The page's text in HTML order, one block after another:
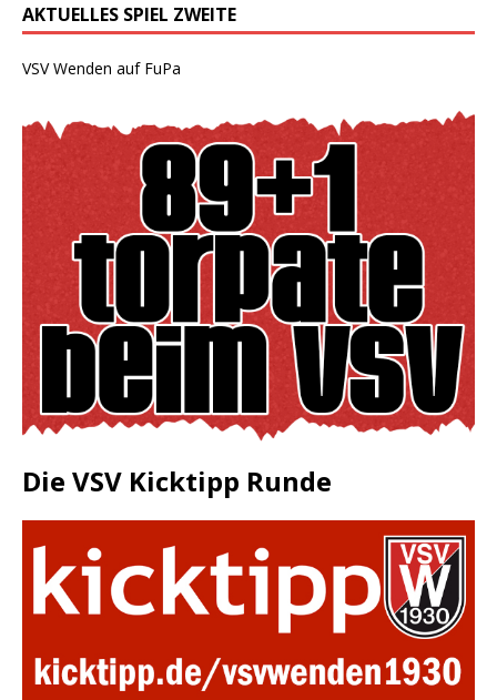
AKTUELLES SPIEL ZWEITE
VSV Wenden auf FuPa
Die VSV Kicktipp Runde